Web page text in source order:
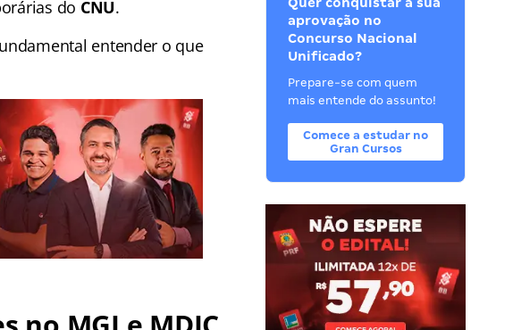
do CNU.
entender o que
aprovação no
Concurso Nacional
Unificado?
Prepare-se com quem
mais entende do assunto!
Comece a estudar no
Gran Cursos